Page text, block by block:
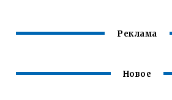
Реклама
Новое